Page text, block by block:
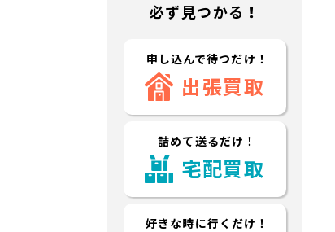
必ず見つかる！
申し込んで待つだけ！
出張買取
詰めて送るだけ！
宅配買取
好きな時に行くだけ！